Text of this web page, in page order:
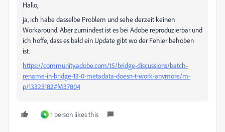
Hallo,
ja, ich habe dasselbe Problem und sehe derzeit keinen
Workaround. Aber zumindest ist es bei Adobe reproduzierbar und
ich hoffe, dass es bald ein Update gibt wo der Fehler behoben
ist.
https://community.adobe.com/t5/bridge-discussions/batch-
rename-in-bridge-13-0-metadata-doesn-t-work-anymore/m-
p/13323182#M37804
A 1 person likes this